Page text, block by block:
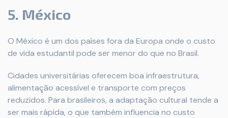
5. México
O México é um dos países fora da Europa onde o custo
de vida estudantil pode ser menor do que no Brasil.
Cidades universitárias oferecem boa infraestrutura,
alimentação acessível e transporte com preços
reduzidos. Para brasileiros, a adaptação cultural tende a
ser mais rápida, o que também influencia no custo